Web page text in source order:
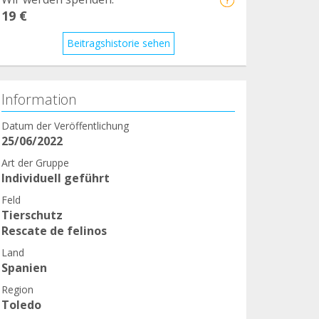
19 €
Beitragshistorie sehen
Information
Datum der Veröffentlichung
25/06/2022
Art der Gruppe
Individuell geführt
Feld
Tierschutz
Rescate de felinos
Land
Spanien
Region
Toledo